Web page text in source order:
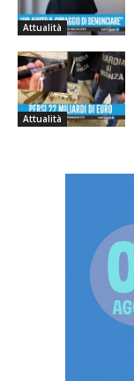
Attualità
Attualità